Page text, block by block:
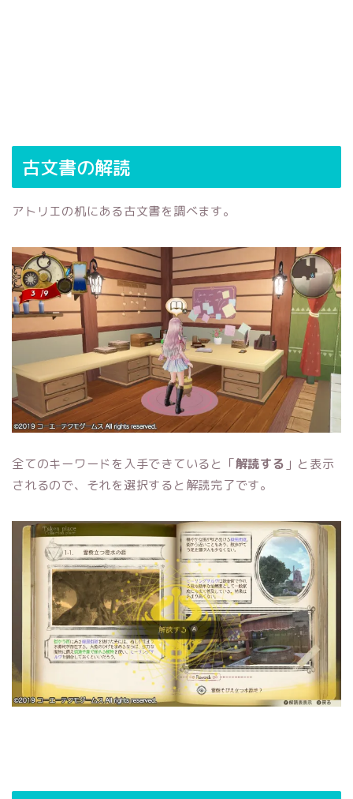
古文書の解読
アトリエの机にある古文書を調べます。
全てのキーワードを入手できていると「解読する 」と表示
されるので、それを選択すると解読完了です。